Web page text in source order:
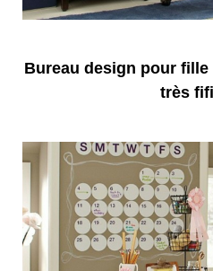
Bureau design pour
très